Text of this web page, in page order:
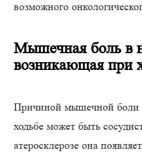
возможного
Мышечная боль в
возникающая при
Причиной мышечной боли
ходьбе может быть
атеросклерозе она